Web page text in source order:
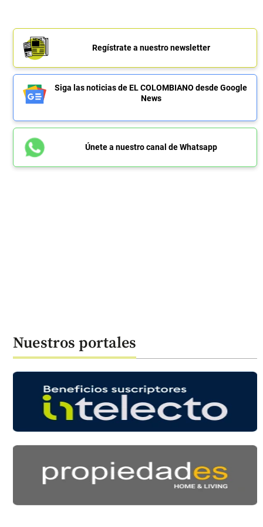
Regístrate a nuestro newsletter
Siga las noticias de EL COLOMBIANO desde Google
News
Únete a nuestro canal de Whatsapp
Nuestros portales